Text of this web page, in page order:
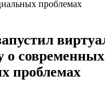
о современных
проблемах